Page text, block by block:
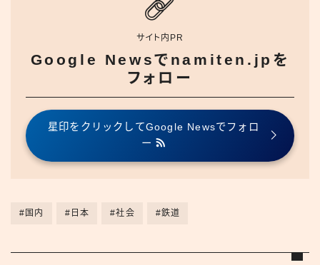
サイト内PR
Google Newsでnamiten.jpを
フォロー
星印をクリックしてGoogle Newsでフォロ
ー
#国内 #日本 #社会 #鉄道